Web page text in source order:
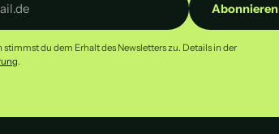
Abonnieren
stimmst du dem Erhalt des Newsletters zu. Details in der
.